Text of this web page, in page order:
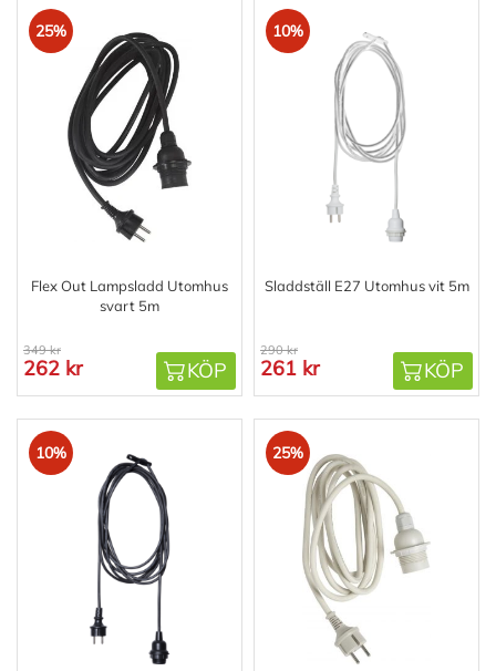
25%
Flex Out Lampsladd Utomhus
svart 5m
349 kr
262 kr KÖP
10%
Sladdställ E27 Utomhus vit 5m
290 kr
261 kr KÖP
10% 25%